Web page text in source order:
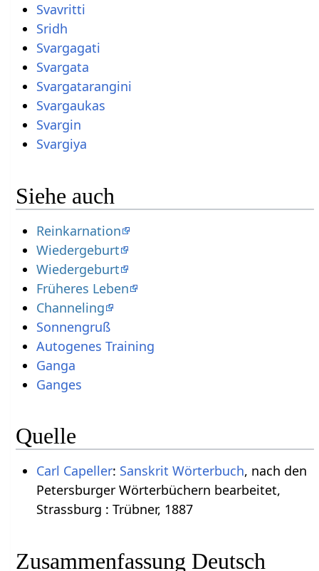
Svavritti
Sridh
Svargagati
Svargata
Svargatarangini
Svargaukas
Svargin
Svargiya
Siehe auch
Reinkarnation
Wiedergeburt
Wiedergeburt
Früheres Leben
Channeling
Sonnengruß
Autogenes Training
Ganga
Ganges
Quelle
Carl Capeller: Sanskrit Wörterbuch, nach den
Petersburger Wörterbüchern bearbeitet,
Strassburg : Trübner, 1887
Zusammenfassung Deutsch